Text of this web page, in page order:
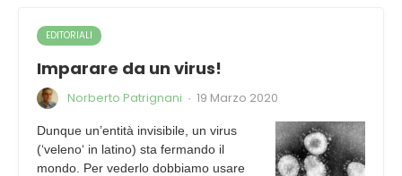
EDITORIALI
Imparare da un virus!
Norberto Patrignani · 19 Marzo 2020
Dunque un’entità invisibile, un virus
(‘veleno‘ in latino) sta fermando il
mondo. Per vederlo dobbiamo usare